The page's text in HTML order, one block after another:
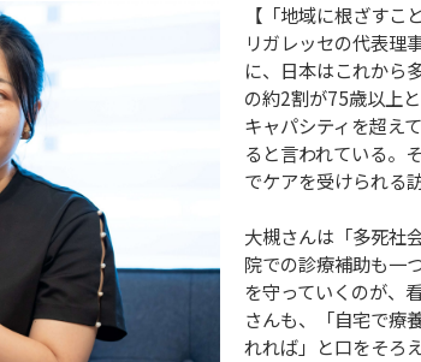
【「地域に根ざすこ
リガレッセの代表理
に、日本はこれから
の約2割が75歳以上
キャパシティを超え
ると言われている。
でケアを受けられる
大槻さんは「多死社
院での診療補助も一
を守っていくのが、
さんも、「自宅で療
れれば」と口をそろえ